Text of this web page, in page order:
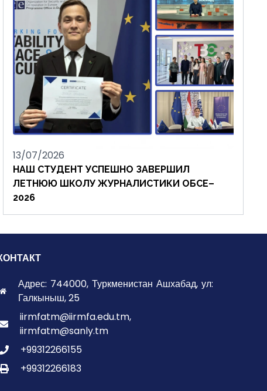
13/07/2026
НАШ СТУДЕНТ УСПЕШНО ЗАВЕРШИЛ
ЛЕТНЮЮ ШКОЛУ ЖУРНАЛИСТИКИ ОБСЕ–
2026
Адрес: 744000, Туркменистан Ашхабад, ул:
Галкыныш, 25
iirmfatm@iirmfa.edu.tm,
iirmfatm@sanly.tm
+99312266155
+99312266183